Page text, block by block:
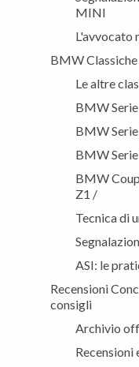
MINI
L'avvocato
BMW
Le altre
BMW
BMW
BMW
BMW
Z1 /
Tecnica di
ASI: le
Recensioni
consigli
Archivio